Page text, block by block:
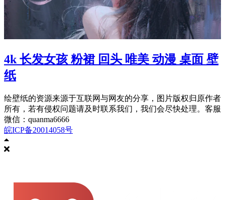
4k 长发女孩 粉裙 回头 唯美 动漫 桌面 壁
纸
绘壁纸的资源来源于互联网与网友的分享，图片版权归原作者
所有，若有侵权问题请及时联系我们，我们会尽快处理。客服
微信：quanma6666
皖ICP备20014058号